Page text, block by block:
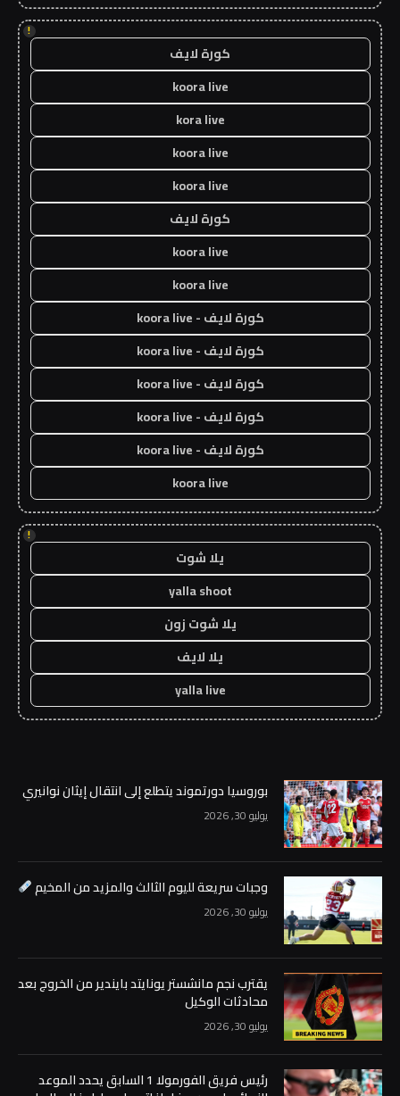
!
كورة لايف
koora live
kora live
koora live
koora live
كورة لايف
koora live
koora live
كورة لايف - koora live
كورة لايف - koora live
كورة لايف - koora live
كورة لايف - koora live
كورة لايف - koora live
koora live
!
يلا شوت
yalla shoot
يلا شوت زون
يلا لايف
yalla live
بوروسيا دورتموند يتطلع إلى انتقال إيثان نوانيري
يوليو 30, 2026
وجبات سريعة لليوم الثالث والمزيد من المخيم
يوليو 30, 2026
يقترب نجم مانشستر يونايتد بايندير من الخروج بعد
محادثات الوكيل
يوليو 30, 2026
رئيس فريق الفورمولا 1 السابق يحدد الموعد